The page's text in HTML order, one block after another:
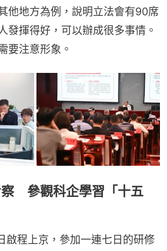
他地方為例，說明立法會有90席
發揮得好，可以辦成很多事情。
要注意形象。
察 參觀科企學習「十五
啟程上京，參加一連七日的研修